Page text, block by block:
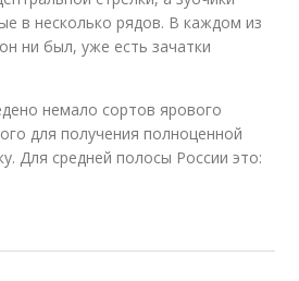
в несколько рядов. В каждом из
ни был, уже есть зачатки
немало сортов ярового
для получения полноценной
Для средней полосы России это: